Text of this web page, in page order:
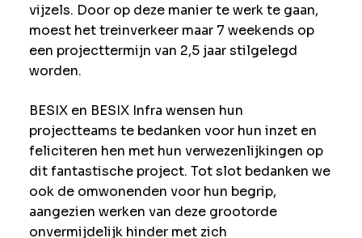
vijzels. Door op deze manier te werk te gaan,
moest het treinverkeer maar 7 weekends op
een projecttermijn van 2,5 jaar stilgelegd
worden.
BESIX en BESIX Infra wensen hun
projectteams te bedanken voor hun inzet en
feliciteren hen met hun verwezenlijkingen op
dit fantastische project. Tot slot bedanken we
ook de omwonenden voor hun begrip,
aangezien werken van deze grootorde
onvermijdelijk hinder met zich